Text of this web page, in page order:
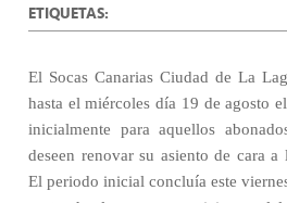
ETIQUETAS:
El Socas Canarias Ciudad de La
hasta el miércoles día 19 de agosto
inicialmente para aquellos
deseen renovar su asiento de cara
El periodo inicial concluía este